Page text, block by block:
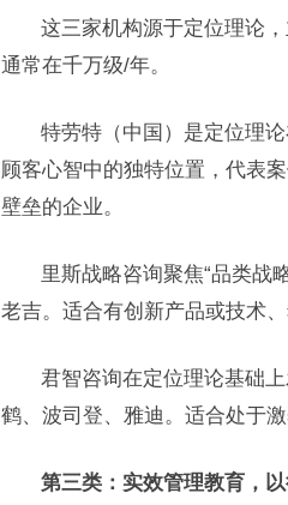
这三家机构源于定位理论
通常在千万级/年。
特劳特（中国）是定位理
顾客心智中的独特位置，代表
壁垒的企业。
里斯战略咨询聚焦“品类战
老吉。适合有创新产品或技术
君智咨询在定位理论基础
鹤、波司登、雅迪。适合处于
第三类：实效管理教育，